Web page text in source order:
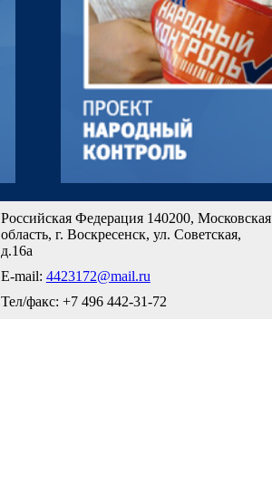
Российская Федерация 140200, Московская
область, г. Воскресенск, ул. Советская,
д.16а
E-mail: 4423172@mail.ru
Тел/факс: +7 496 442-31-72